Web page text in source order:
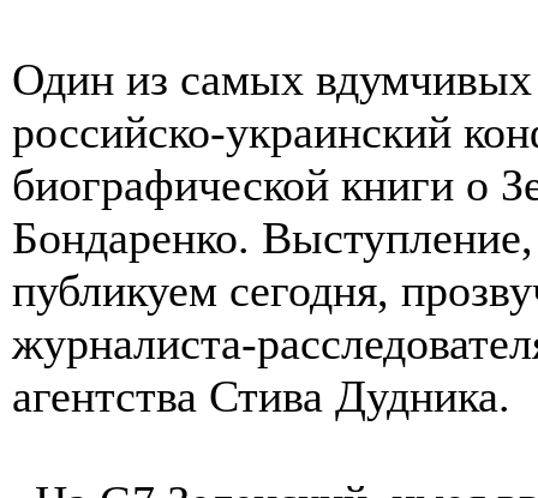
Один из самых
российско-украинский
биографической книги о
Бондаренко.
публикуем сегодня,
журналиста-
агентства Стива Дудника.